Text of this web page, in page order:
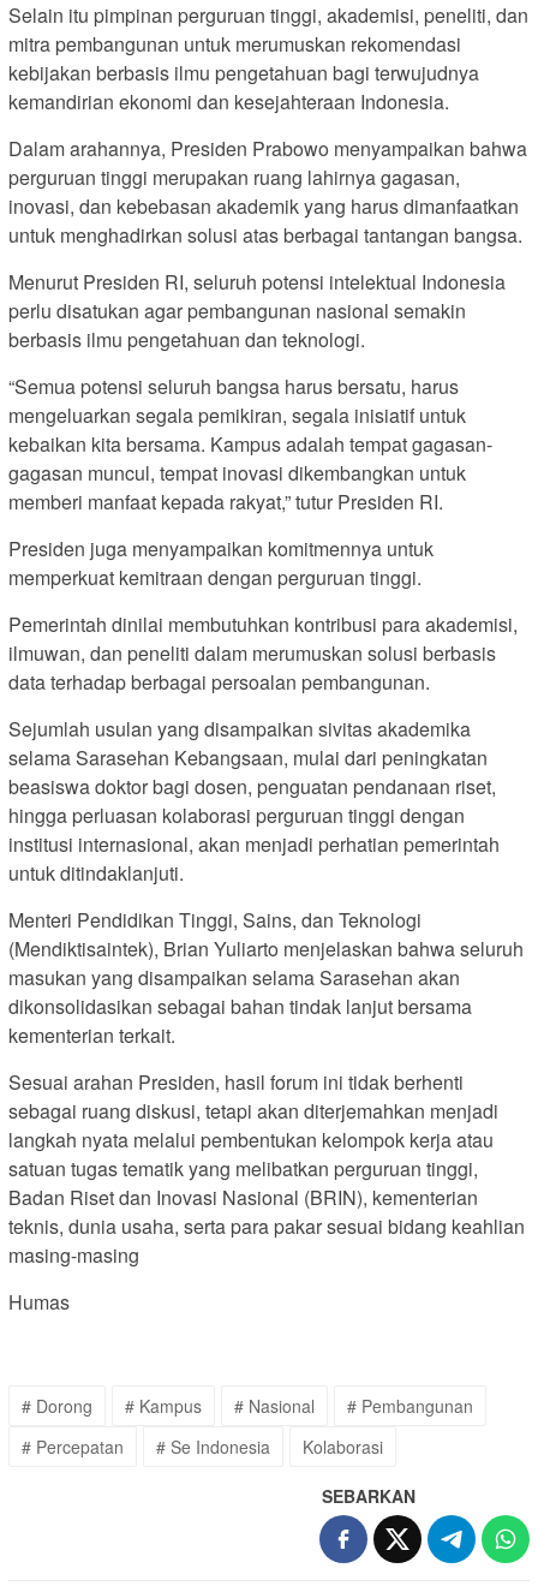
Selain itu pimpinan perguruan tinggi, akademisi, peneliti, dan
mitra pembangunan untuk merumuskan rekomendasi
kebijakan berbasis ilmu pengetahuan bagi terwujudnya
kemandirian ekonomi dan kesejahteraan Indonesia.
Dalam arahannya, Presiden Prabowo menyampaikan bahwa
perguruan tinggi merupakan ruang lahirnya gagasan,
inovasi, dan kebebasan akademik yang harus dimanfaatkan
untuk menghadirkan solusi atas berbagai tantangan bangsa.
Menurut Presiden RI, seluruh potensi intelektual Indonesia
perlu disatukan agar pembangunan nasional semakin
berbasis ilmu pengetahuan dan teknologi.
“Semua potensi seluruh bangsa harus bersatu, harus
mengeluarkan segala pemikiran, segala inisiatif untuk
kebaikan kita bersama. Kampus adalah tempat gagasan-
gagasan muncul, tempat inovasi dikembangkan untuk
memberi manfaat kepada rakyat,” tutur Presiden RI.
Presiden juga menyampaikan komitmennya untuk
memperkuat kemitraan dengan perguruan tinggi.
Pemerintah dinilai membutuhkan kontribusi para akademisi,
ilmuwan, dan peneliti dalam merumuskan solusi berbasis
data terhadap berbagai persoalan pembangunan.
Sejumlah usulan yang disampaikan sivitas akademika
selama Sarasehan Kebangsaan, mulai dari peningkatan
beasiswa doktor bagi dosen, penguatan pendanaan riset,
hingga perluasan kolaborasi perguruan tinggi dengan
institusi internasional, akan menjadi perhatian pemerintah
untuk ditindaklanjuti.
Menteri Pendidikan Tinggi, Sains, dan Teknologi
(Mendiktisaintek), Brian Yuliarto menjelaskan bahwa seluruh
masukan yang disampaikan selama Sarasehan akan
dikonsolidasikan sebagai bahan tindak lanjut bersama
kementerian terkait.
Sesuai arahan Presiden, hasil forum ini tidak berhenti
sebagai ruang diskusi, tetapi akan diterjemahkan menjadi
langkah nyata melalui pembentukan kelompok kerja atau
satuan tugas tematik yang melibatkan perguruan tinggi,
Badan Riset dan Inovasi Nasional (BRIN), kementerian
teknis, dunia usaha, serta para pakar sesuai bidang keahlian
masing-masing
Humas
# Dorong # Kampus # Nasional
# Pembangunan
# Percepatan
# Se Indonesia Kolaborasi
SEBARKAN